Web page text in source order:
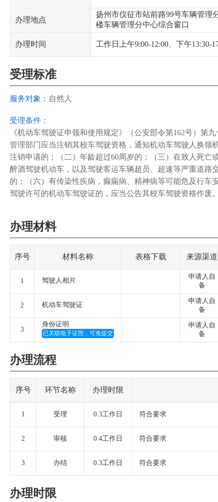
办理地点
扬州市仪征市站前路99号车辆管理
楼车辆管理分中心综合窗口
办理时间 工作日上午9:00-12:00、下午13:30-
受理标准
服务对象： 自然人
受理条件：
《机动车驾驶证申领和使用规定》（公安部令第162号）
管理部门应当注销其校车驾驶资格，通知机动车驾驶人换
注销申请的；（二）年龄超过60周岁的；（三）在致人死
醉酒驾驶机动车，以及驾驶客运车辆超员、超速等严重道路
的；（六）有传染性疾病，癫痫病、精神病等可能危及行
驾驶许可的机动车驾驶证的，应当公告其校车驾驶资格作废
办理材料
序号 材料名称 表格下载 来源渠道
1 驾驶人相片
申请人自
备
2 机动车驾驶证
申请人自
备
3
身份证明
已关联电子证照，可免提交
申请人自
备
办理流程
序号 环节名称 办理时限
1 受理 0.3工作日 符合要求
2 审核 0.4工作日 符合要求
3 办结 0.3工作日 符合要求
办理时限